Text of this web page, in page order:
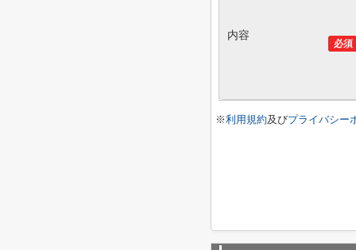
必須
内容
※利用規約及びプライバシー